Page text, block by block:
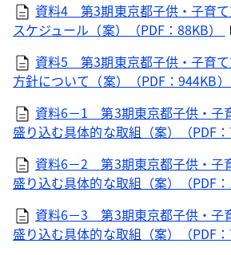
資料4 第3期東京都子供・子育
スケジュール（案）（PDF：88KB）
資料5 第3期東京都子供・子育
方針について（案）（PDF：944KB）
資料6－1 第3期東京都子供・子
盛り込む具体的な取組（案）（PDF：
資料6－2 第3期東京都子供・子
盛り込む具体的な取組（案）（PDF：
資料6－3 第3期東京都子供・子
盛り込む具体的な取組（案）（PDF：